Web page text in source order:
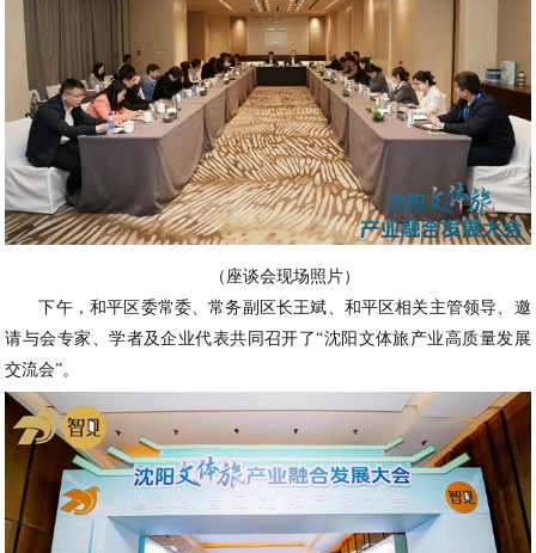
（座谈会现场照片）
下午，和平区委常委、常务副区长王斌、和平区相关主管领导、邀
请与会专家、学者及企业代表共同召开了“沈阳文体旅产业高质量发展
交流会”。